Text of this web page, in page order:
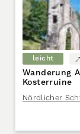
leicht
Wanderung
Kosterruine
Nördlicher